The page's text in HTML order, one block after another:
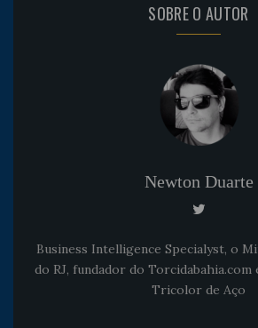
SOBRE O AUTOR
Newton Duarte
Business Intelligence Specialyst, o
do RJ, fundador do Torcidabahia.com
Tricolor de Aço